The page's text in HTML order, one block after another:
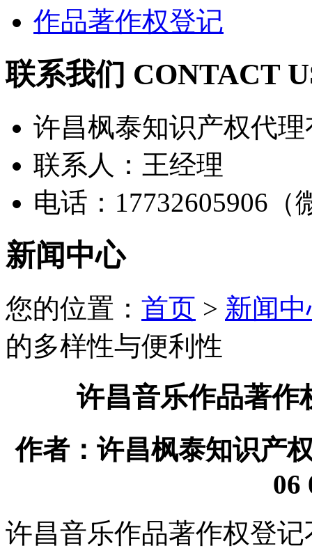
作品著作权登记
联系我们 CONTACT
许昌枫泰知识产权代
联系人：王经理
电话：17732605906（
新闻中心
您的位置： 首页 > 新闻
的多样性与便利性
许昌音乐作品著作
作者：许昌枫泰知识产
06
许昌音乐作品著作权登